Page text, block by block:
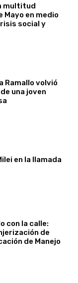
multitud
Mayo en medio
social y
Ramallo volvió
una joven
en la llamada
con la calle:
de
de Manejo